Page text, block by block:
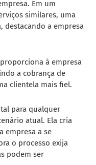
Em um
similares, uma
destacando a empresa
à empresa
a cobrança de
clientela mais fiel.
para qualquer
atual. Ela cria
empresa a se
o processo exija
podem ser